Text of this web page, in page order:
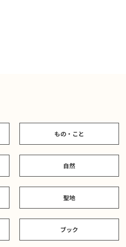
もの・こと
自然
聖地
ブック